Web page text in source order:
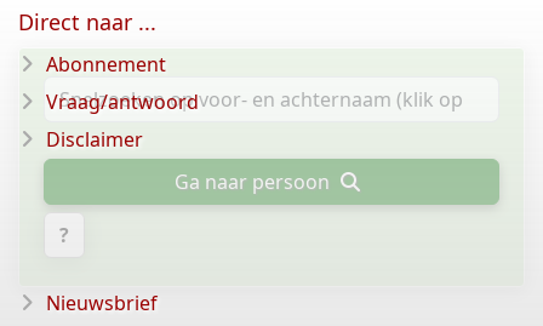
Ga naar persoon
?
Direct naar ...
Abonnement
Vraag/antwoord
Disclaimer
Nieuwsbrief